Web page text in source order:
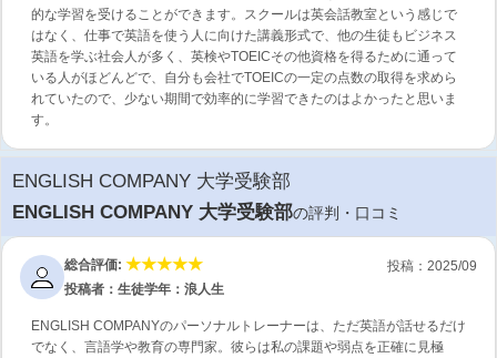
的な学習を受けることができます。スクールは英会話教室という感じで
はなく、仕事で英語を使う人に向けた講義形式で、他の生徒もビジネス
英語を学ぶ社会人が多く、英検やTOEICその他資格を得るために通って
いる人がほどんどで、自分も会社でTOEICの一定の点数の取得を求めら
れていたので、少ない期間で効率的に学習できたのはよかったと思いま
す。
ENGLISH COMPANY 大学受験部
ENGLISH COMPANY 大学受験部の評判・口コミ
投稿：2025/09
総合評価:
投稿者：生徒学年：浪人生
ENGLISH COMPANYのパーソナルトレーナーは、ただ英語が話せるだけ
でなく、言語学や教育の専門家。彼らは私の課題や弱点を正確に見極